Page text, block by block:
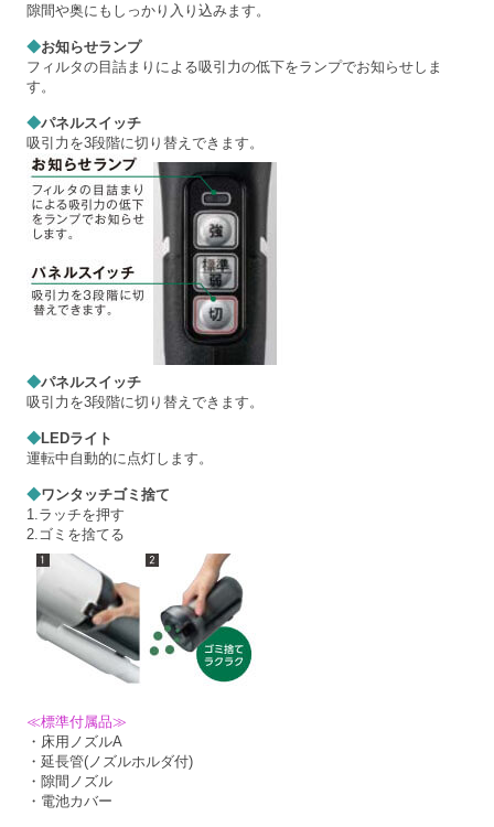
隙間や奥にもしっかり入り込みます。
◆お知らせランプ
フィルタの目詰まりによる吸引力の低下をランプでお知らせしま
す。
◆パネルスイッチ
吸引力を3段階に切り替えできます。
◆パネルスイッチ
吸引力を3段階に切り替えできます。
◆LEDライト
運転中自動的に点灯します。
◆ワンタッチゴミ捨て
1.ラッチを押す
2.ゴミを捨てる
≪標準付属品≫
・床用ノズルA
・延長管(ノズルホルダ付)
・隙間ノズル
・電池カバー